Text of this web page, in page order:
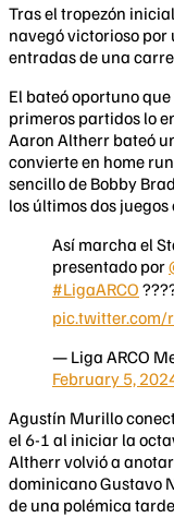
Tras el tropezón
navegó victorioso
entradas de una
El bateó oportuno
primeros partidos lo
Aaron Altherr bateó
convierte en home
sencillo de Bobby
los últimos dos
Así marcha el
presentado por
#LigaARCO
pic.twitter.com/
— Liga ARCO
February 5,
Agustín Murillo
el 6-1 al iniciar la
Altherr volvió a
dominicano Gustavo
de una polémica